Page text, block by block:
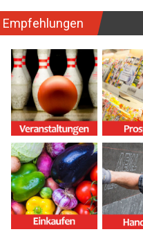
Empfehlungen